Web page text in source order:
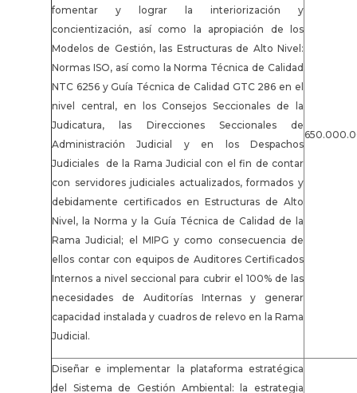
fomentar y lograr la interiorización y
concientización, así como la apropiación de los
Modelos de Gestión, las Estructuras de Alto Nivel:
Normas ISO, así como la Norma Técnica de Calidad
NTC 6256 y Guía Técnica de Calidad GTC 286 en el
nivel central, en los Consejos Seccionales de la
Judicatura, las Direcciones Seccionales de
Administración Judicial y en los Despachos
Judiciales de la Rama Judicial con el fin de contar
con servidores judiciales actualizados, formados y
debidamente certificados en Estructuras de Alto
Nivel, la Norma y la Guía Técnica de Calidad de la
Rama Judicial; el MIPG y como consecuencia de
ellos contar con equipos de Auditores Certificados
Internos a nivel seccional para cubrir el 100% de las
necesidades de Auditorías Internas y generar
capacidad instalada y cuadros de relevo en la Rama
Judicial.
Diseñar e implementar la plataforma estratégica
del Sistema de Gestión Ambiental: la estrategia